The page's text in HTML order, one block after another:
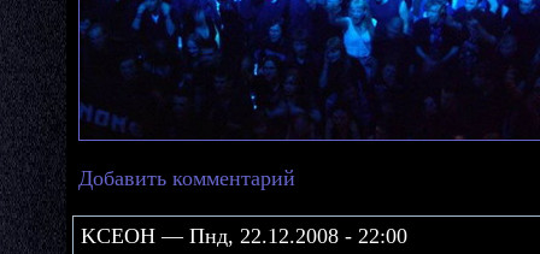
Добавить комментарий
KCEOH — Пнд, 22.12.2008 - 22:00